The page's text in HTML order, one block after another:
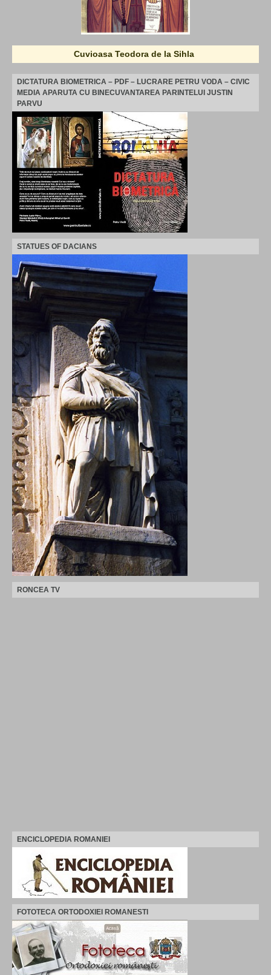
Cuvioasa Teodora de la Sihla
DICTATURA BIOMETRICA – PDF – LUCRARE PETRU VODA – CIVIC
MEDIA APARUTA CU BINECUVANTAREA PARINTELUI JUSTIN
PARVU
STATUES OF DACIANS
RONCEA TV
ENCICLOPEDIA ROMANIEI
FOTOTECA ORTODOXIEI ROMANESTI